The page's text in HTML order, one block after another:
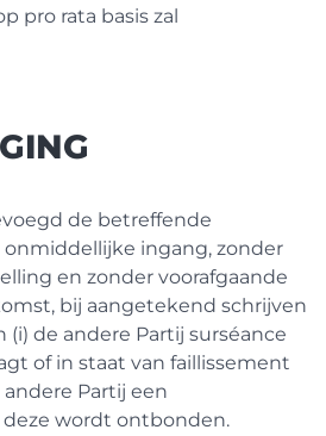
pro rata basis zal
de betreffende
ingang, zonder
en zonder voorafgaande
bij aangetekend schrijven
de andere Partij surséance
of in staat van faillissement
andere Partij een
wordt ontbonden.